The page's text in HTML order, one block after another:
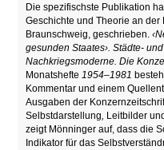
Die spezifischste Publikation
Geschichte und Theorie an
Braunschweig, geschrieben.
gesunden Staates›. Städte-
Nachkriegsmoderne. Die
Monatshefte1954–1981
Kommentar und einem
Ausgaben der
Selbstdarstellung, Leitbilder
zeigt Mönninger auf, dass die
Indikator für das